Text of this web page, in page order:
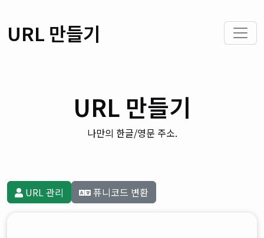
URL 만들기
URL 만들기
나만의 한글/영문 주소.
URL 관리 퓨니코드 변환